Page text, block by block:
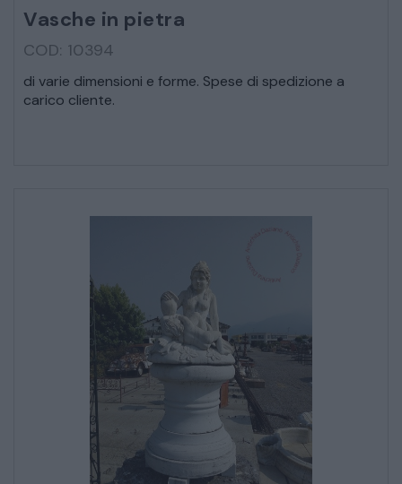
MATERIALI E STRUTTURE
MODERNARIATO
STILI ED ESPOSIZIONE
STRUMENTI MUSICALI
Vasche in pietra
COD: 10394
di varie dimensioni e forme. Spese di spedizione a
carico cliente.